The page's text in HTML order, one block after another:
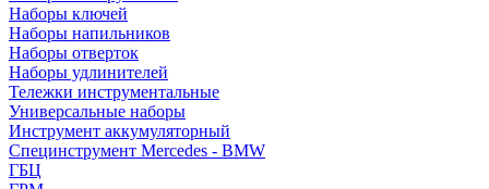
Наборы ключей
Наборы напильников
Наборы отверток
Наборы удлинителей
Тележки инструментальные
Универсальные наборы
Инструмент аккумуляторный
Специнструмент Mercedes - BMW
ГБЦ